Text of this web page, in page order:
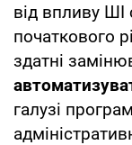
від впливу
початкового
здатні
галузі